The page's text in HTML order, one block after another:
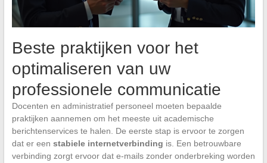
Beste praktijken voor het
optimaliseren van uw
professionele communicatie
Docenten en administratief personeel moeten bepaalde
praktijken aannemen om het meeste uit academische
berichtenservices te halen. De eerste stap is ervoor te zorgen
dat er een stabiele internetverbinding is. Een betrouwbare
verbinding zorgt ervoor dat e-mails zonder onderbreking worden